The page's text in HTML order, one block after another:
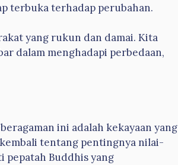
terbuka terhadap perubahan.
yang rukun dan damai. Kita
dalam menghadapi perbedaan,
ini adalah kekayaan yang
tentang pentingnya nilai-
pepatah Buddhis yang